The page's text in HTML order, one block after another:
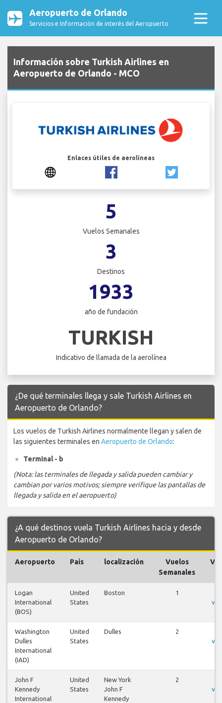
Aeropuerto de Orlando
Servicios e Información de interés del Aeropuerto
Información sobre Turkish Airlines en
Aeropuerto de Orlando - MCO
Enlaces útiles de aerolíneas
5
Vuelos Semanales
3
Destinos
1933
año de fundación
TURKISH
Indicativo de llamada de la aerolínea
¿De qué terminales llega y sale Turkish Airlines en
Aeropuerto de Orlando?
Los vuelos de Turkish Airlines normalmente llegan y salen de
las siguientes terminales en Aeropuerto de Orlando:
Terminal - b
(Nota: las terminales de llegada y salida pueden cambiar y
cambian por varios motivos; siempre verifique las pantallas de
llegada y salida en el aeropuerto)
¿A qué destinos vuela Turkish Airlines hacia y desde
Aeropuerto de Orlando?
Aeropuerto País localización
Vuelos
Semanales
Logan
International
(BOS)
United
States
Boston 1
Washington
Dulles
International
(IAD)
United
States
Dulles 2
John F
Kennedy
International
United
States
New York
John F
Kennedy
2